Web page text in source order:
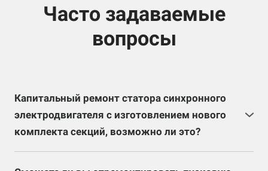
Часто задаваемые
вопросы
Капитальный ремонт статора синхронного
электродвигателя с изготовлением нового
комплекта секций, возможно ли это?